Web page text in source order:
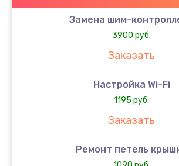
Замена шим-
3900 руб.
Заказать
Настройка Wi-Fi
1195 руб.
Заказать
Ремонт петель